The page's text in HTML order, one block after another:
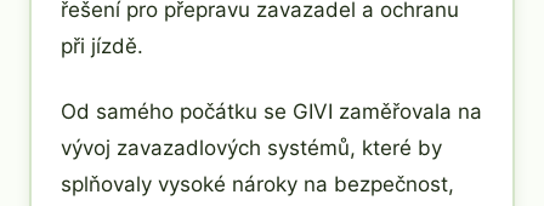
řešení pro přepravu zavazadel a ochranu
při jízdě.
Od samého počátku se GIVI zaměřovala na
vývoj zavazadlových systémů, které by
splňovaly vysoké nároky na bezpečnost,